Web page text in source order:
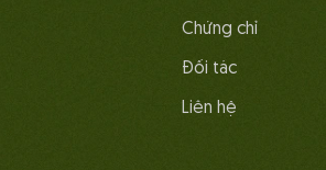
Chứng chỉ
Đối tác
Liên hệ